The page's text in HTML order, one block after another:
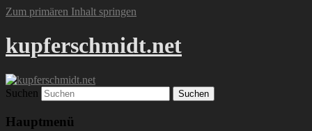
Zum primären Inhalt springen
kupferschmidt.net
Suchen
Hauptmenü